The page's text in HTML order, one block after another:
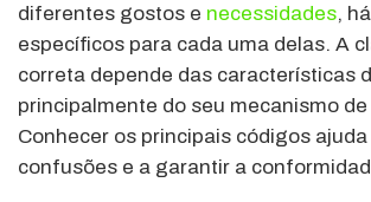
diferentes gostos e necessidades,
específicos para cada uma delas. A
correta depende das características
principalmente do seu mecanismo
Conhecer os principais códigos
confusões e a garantir a